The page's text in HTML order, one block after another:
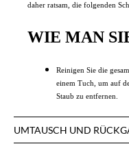
daher ratsam, die folgenden
WIE MAN
Reinigen Sie die
einem Tuch, um auf
Staub zu entfernen.
UMTAUSCH UND